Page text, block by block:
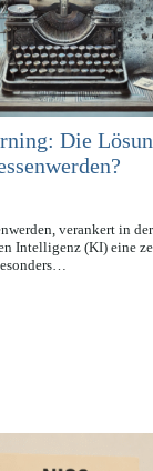
Die
verankert in
Intelligenz (KI) eine